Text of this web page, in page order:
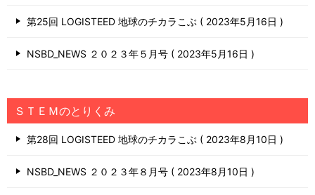
第25回 LOGISTEED 地球のチカラこぶ 2023年5月16日
NSBD_NEWS ２０２３年５月号 2023年5月16日
ＳＴＥＭのとりくみ
第28回 LOGISTEED 地球のチカラこぶ 2023年8月10日
NSBD_NEWS ２０２３年８月号 2023年8月10日